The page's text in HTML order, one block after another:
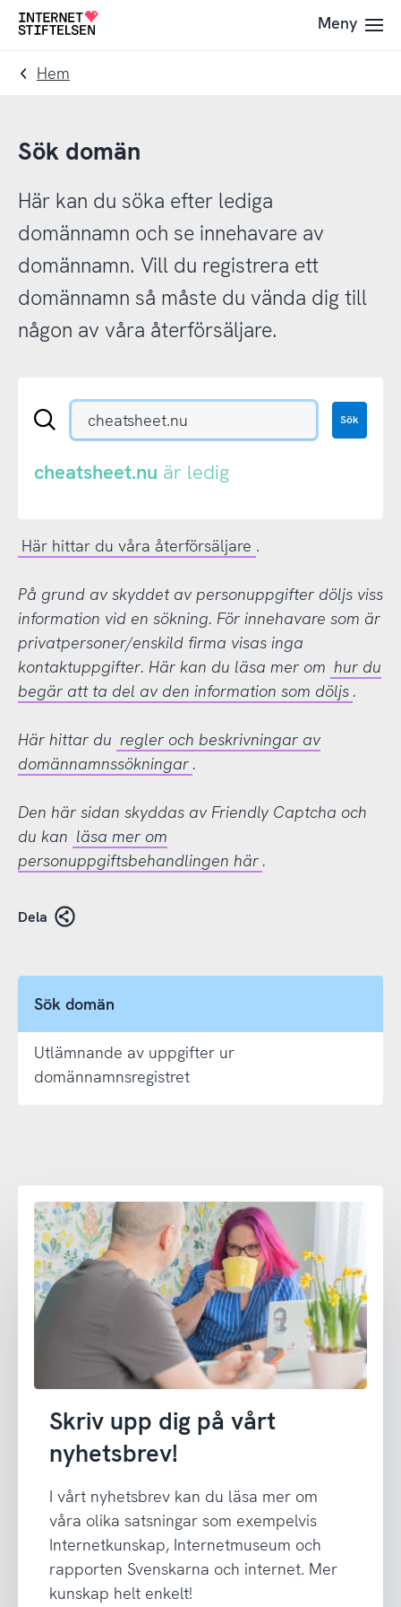
Till
navigering
Till
innehåll
Till
Meny
Hem
Sök domän
Här kan du söka efter lediga
domännamn och se innehavare av
domännamn. Vill du registrera ett
domännamn så måste du vända dig till
någon av våra återförsäljare.
Sök
eller
Sök
cheatsheet.nu är ledig
Här hittar du våra återförsäljare .
På grund av skyddet av personuppgifter döljs viss
information vid en sökning. För innehavare som är
privatpersoner/enskild firma visas inga
kontaktuppgifter. Här kan du läsa mer om hur du
begär att ta del av den information som döljs .
Här hittar du regler och beskrivningar av
domännamnssökningar .
Den här sidan skyddas av Friendly Captcha och
du kan läsa mer om
personuppgiftsbehandlingen här .
Dela
Sök domän
Utlämnande av uppgifter ur
domännamnsregistret
Skriv upp dig på vårt
nyhetsbrev!
I vårt nyhetsbrev kan du läsa mer om
våra olika satsningar som exempelvis
Internetkunskap, Internetmuseum och
rapporten Svenskarna och internet. Mer
kunskap helt enkelt!